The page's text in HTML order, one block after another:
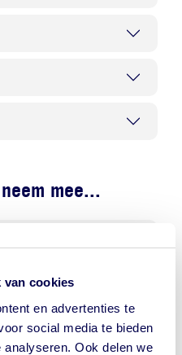
van cookies
en advertenties te
social media te bieden
Ook delen we
mee...